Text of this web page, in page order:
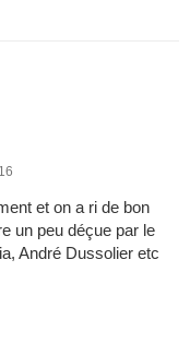
et on a ri de bon
un peu déçue par le
André Dussolier etc